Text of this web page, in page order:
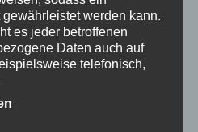
des KWF
Integriertes
Forschungsschwerpunkte
und Tracing in der
und Prävention und
werden kann.
es jeder betroffenen
Daten auch auf
telefonisch,